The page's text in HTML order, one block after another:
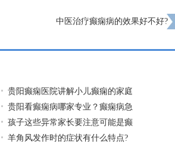
中医治疗癫痫病的效果好不好?
贵阳癫痫医院讲解小儿癫痫的家庭
贵阳看癫痫病哪家专业？癫痫病急
孩子这些异常家长要注意可能是癫
羊角风发作时的症状有什么特点?